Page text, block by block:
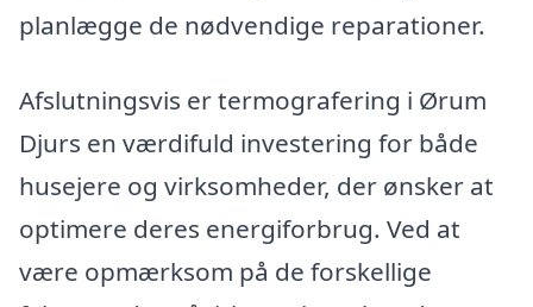
planlægge de nødvendige reparationer.
Afslutningsvis er termografering i Ørum
Djurs en værdifuld investering for både
husejere og virksomheder, der ønsker at
optimere deres energiforbrug. Ved at
være opmærksom på de forskellige